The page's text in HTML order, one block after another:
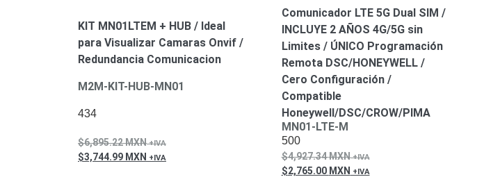
KIT MN01LTEM + HUB / Ideal
para Visualizar Camaras Onvif /
Redundancia Comunicacion
M2M-KIT-HUB-MN01
434
6,895.22MXN
3,744.99 MXN
Comunicador LTE 5G Dual SIM /
INCLUYE 2 AÑOS 4G/5G sin
Limites / ÚNICO Programación
Remota DSC/HONEYWELL /
Cero Configuración /
Compatible
Honeywell/DSC/CROW/PIMA
MN01-LTE-M
500
4,927.34MXN
2,765.00 MXN